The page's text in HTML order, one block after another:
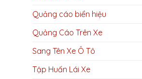
Quảng cáo biển hiệu
Quảng Cáo Trên Xe
Sang Tên Xe Ô Tô
Tập Huấn Lái Xe